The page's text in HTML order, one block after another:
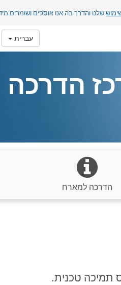
שלנו והדרך בה אנו אוספים ושומרים
עברית
הדרכה
הדרכה למארח
תמיכה טכנית.